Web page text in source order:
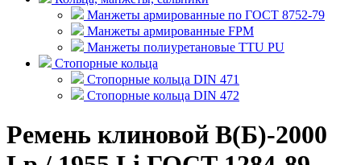
Манжеты армированные по ГОСТ 8752-79
Манжеты армированные FPM
Манжеты полиуретановые TTU PU
Стопорные кольца
Стопорные кольца DIN 471
Стопорные кольца DIN 472
Ремень клиновой В(Б)-2000